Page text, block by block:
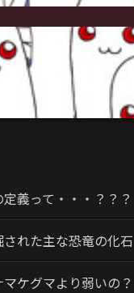
義って・・・？？？
れた主な恐竜の化石
マケグマより弱いの